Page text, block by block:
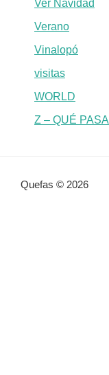
Ver Navidad
Verano
Vinalopó
visitas
WORLD
Z – QUÉ PASA
Quefas © 2026